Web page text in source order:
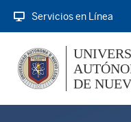
Servicios en Línea
DE